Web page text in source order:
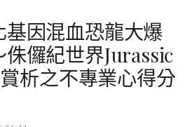
因混血恐龍大爆
儸紀世界Jurassic
析之不專業心得分